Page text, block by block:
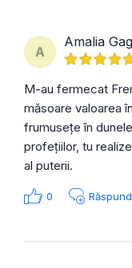
A
Amalia
M-au fermecat
măsoare valoarea
frumusețe în
profețiilor, tu
al puterii.
0